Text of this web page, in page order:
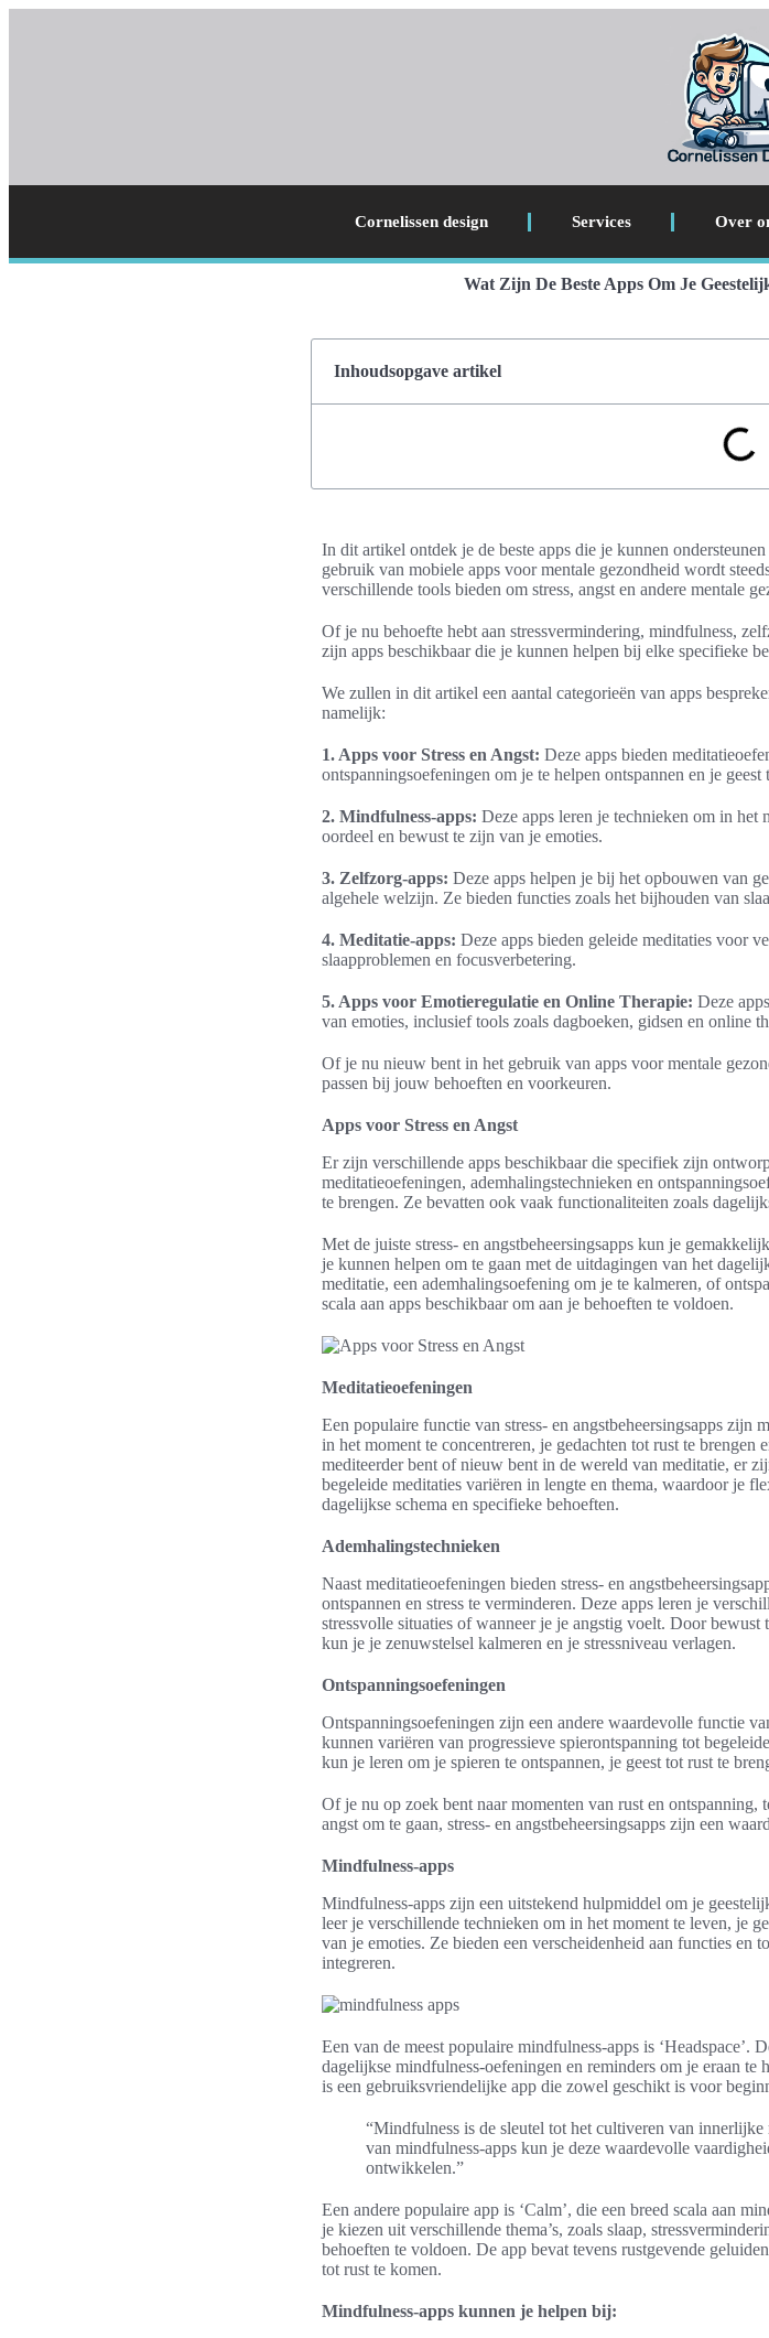
Cornelissen design Services Over
Wat Zijn De Beste Apps Om Je
Inhoudsopgave artikel
In dit artikel ontdek je de beste apps die je kunnen
gebruik van mobiele apps voor mentale gezondheid wordt
verschillende tools bieden om stress, angst en andere mentale
Of je nu behoefte hebt aan stressvermindering, mindfulness,
zijn apps beschikbaar die je kunnen helpen bij elke specifieke
We zullen in dit artikel een aantal categorieën van apps
namelijk:
1. Apps voor Stress en Angst: Deze apps bieden
ontspanningsoefeningen om je te helpen ontspannen en je geest
2. Mindfulness-apps: Deze apps leren je technieken om in het
oordeel en bewust te zijn van je emoties.
3. Zelfzorg-apps: Deze apps helpen je bij het opbouwen van
algehele welzijn. Ze bieden functies zoals het bijhouden van
4. Meditatie-apps: Deze apps bieden geleide meditaties voor
slaapproblemen en focusverbetering.
5. Apps voor Emotieregulatie en Online Therapie: Deze
van emoties, inclusief tools zoals dagboeken, gidsen en online
Of je nu nieuw bent in het gebruik van apps voor mentale
passen bij jouw behoeften en voorkeuren.
Apps voor Stress en Angst
Er zijn verschillende apps beschikbaar die specifiek zijn
meditatieoefeningen, ademhalingstechnieken en
te brengen. Ze bevatten ook vaak functionaliteiten zoals
Met de juiste stress- en angstbeheersingsapps kun je
je kunnen helpen om te gaan met de uitdagingen van het
meditatie, een ademhalingsoefening om je te kalmeren, of
scala aan apps beschikbaar om aan je behoeften te voldoen.
Meditatieoefeningen
Een populaire functie van stress- en angstbeheersingsapps zijn
in het moment te concentreren, je gedachten tot rust te
mediteerder bent of nieuw bent in de wereld van meditatie, er
begeleide meditaties variëren in lengte en thema, waardoor je
dagelijkse schema en specifieke behoeften.
Ademhalingstechnieken
Naast meditatieoefeningen bieden stress- en
ontspannen en stress te verminderen. Deze apps leren je
stressvolle situaties of wanneer je je angstig voelt. Door
kun je je zenuwstelsel kalmeren en je stressniveau verlagen.
Ontspanningsoefeningen
Ontspanningsoefeningen zijn een andere waardevolle functie
kunnen variëren van progressieve spierontspanning tot
kun je leren om je spieren te ontspannen, je geest tot rust te
Of je nu op zoek bent naar momenten van rust en ontspanning,
angst om te gaan, stress- en angstbeheersingsapps zijn een
Mindfulness-apps
Mindfulness-apps zijn een uitstekend hulpmiddel om je
leer je verschillende technieken om in het moment te leven, je
van je emoties. Ze bieden een verscheidenheid aan functies
integreren.
Een van de meest populaire mindfulness-apps is ‘Headspace’.
dagelijkse mindfulness-oefeningen en reminders om je eraan
is een gebruiksvriendelijke app die zowel geschikt is voor
“Mindfulness is de sleutel tot het cultiveren van
van mindfulness-apps kun je deze waardevolle
ontwikkelen.”
Een andere populaire app is ‘Calm’, die een breed scala aan
je kiezen uit verschillende thema’s, zoals slaap,
behoeften te voldoen. De app bevat tevens rustgevende
tot rust te komen.
Mindfulness-apps kunnen je helpen bij: